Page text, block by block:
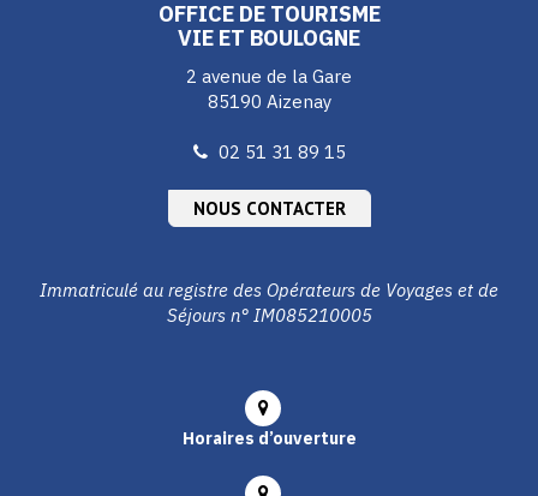
OFFICE DE TOURISME
VIE ET BOULOGNE
2 avenue de la Gare
85190 Aizenay
02 51 31 89 15
NOUS CONTACTER
Immatriculé au registre des Opérateurs de Voyages et de
Séjours n° IM085210005
Horaires d’ouverture